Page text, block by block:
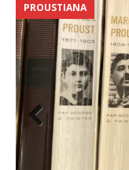
PROUSTIANA